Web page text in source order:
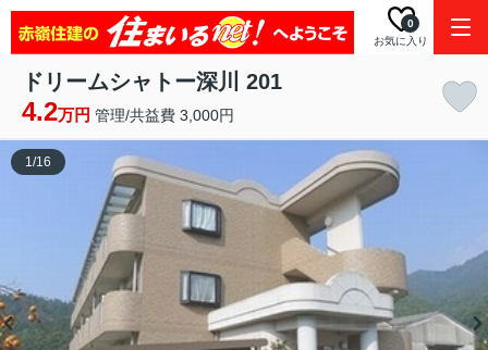
お気に入り
0
ドリームシャトー深川 201
4.2万円 管理/共益費 3,000円
1/16